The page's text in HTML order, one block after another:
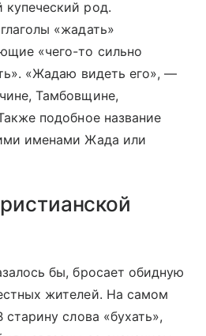
купеческий род.
«жадать»
«чего-то сильно
«Жадаю видеть его», —
Тамбовщине,
подобное название
именами Жада или
бы, бросает обидную
жителей. На самом
слова «бухать»,